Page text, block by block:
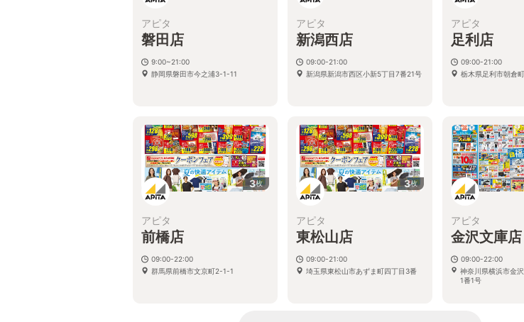
アピタ
磐田店
9:00~21:00
静岡県磐田市今之浦3-1-11
アピタ
新潟西店
09:00-21:00
新潟県新潟市西区小新5丁目7番21号
アピタ
足利店
09:00-21:00
栃木県足利市朝倉
3枚
アピタ
前橋店
09:00-22:00
群馬県前橋市文京町2-1-1
3枚
アピタ
東松山店
09:00-21:00
埼玉県東松山市あずま町四丁目3番
アピタ
金沢文庫店
09:00-22:00
神奈川県横浜市金
1番1号